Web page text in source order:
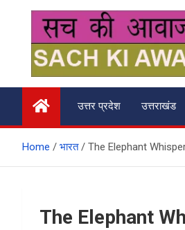
content
सच की आवाज
उत्तर प्रदेश उत्तराखंड
Home भारत The Elephant
The Elephant